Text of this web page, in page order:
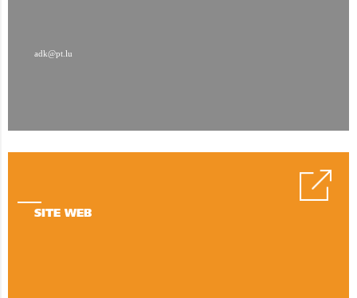
adk@pt.lu
SITE WEB